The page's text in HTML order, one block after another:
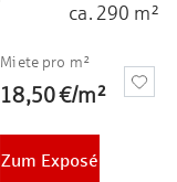
ca. 290 m²
Miete pro m²
18,50 €/m²
Zum Exposé